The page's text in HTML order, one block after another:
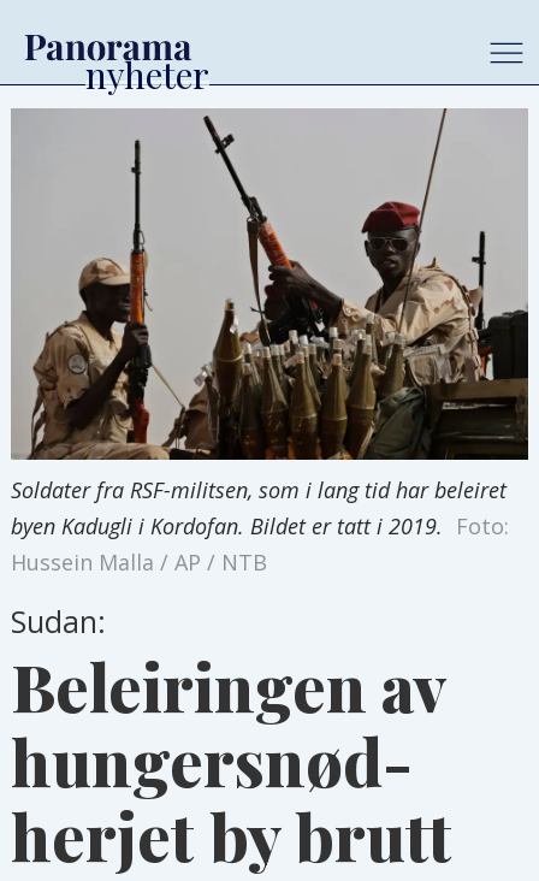
Soldater fra RSF-militsen, som i lang tid har beleiret
byen Kadugli i Kordofan. Bildet er tatt i 2019.
Foto:
Hussein Malla / AP / NTB
Sudan:
Beleiringen av
hungersnød-
herjet by brutt